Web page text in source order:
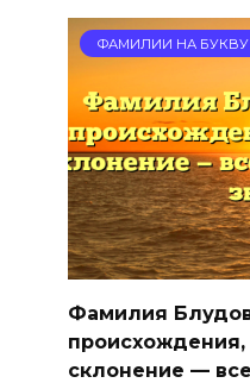
ФАМИЛИИ НА БУКВУ
Фамилия
происхождения,
склонение —